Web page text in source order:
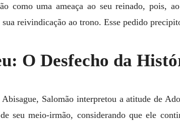
como uma ameaça ao seu reinado, pois,
reivindicação ao trono. Esse pedido
O Desfecho da
Salomão interpretou a atitude de
seu meio-irmão, considerando que ele